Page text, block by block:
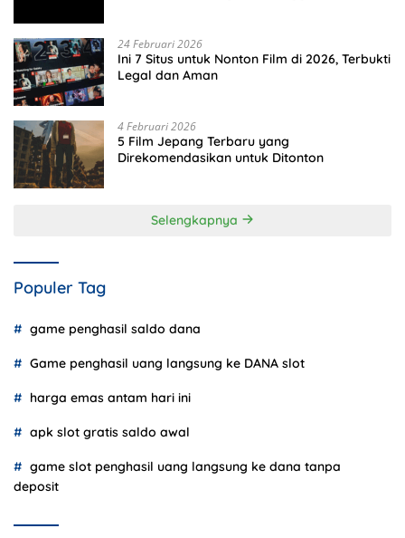
24 Februari 2026
Ini 7 Situs untuk Nonton Film di 2026, Terbukti
Legal dan Aman
4 Februari 2026
5 Film Jepang Terbaru yang
Direkomendasikan untuk Ditonton
Selengkapnya
Populer Tag
game penghasil saldo dana
Game penghasil uang langsung ke DANA slot
harga emas antam hari ini
apk slot gratis saldo awal
game slot penghasil uang langsung ke dana tanpa
deposit